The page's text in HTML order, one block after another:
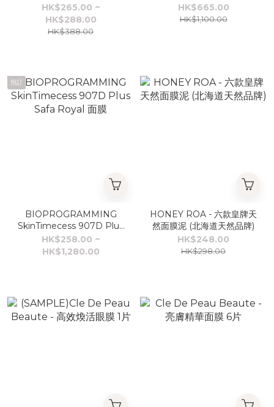
美白面膜 400g
HK$265.00 ~
HK$288.00
HK$388.00
HK$665.00
HK$1,100.00
預訂
BIOPROGRAMMING
SkinTimecess 907D Plus
Safa Royal 面膜
HK$258.00 ~
HK$1,280.00
HONEY ROA - 六款皇牌天
然面膜泥 (北海道天然品牌)
HK$248.00
HK$298.00